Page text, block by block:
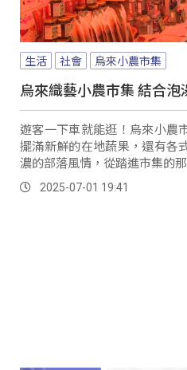
生活 社會 烏來小農市集
烏來織藝小農市集 結合泡
遊客一下車就能逛！烏來小農
擺滿新鮮的在地蔬果，還有各
濃的部落風情，從踏進市集的
2025-07-01 19:41